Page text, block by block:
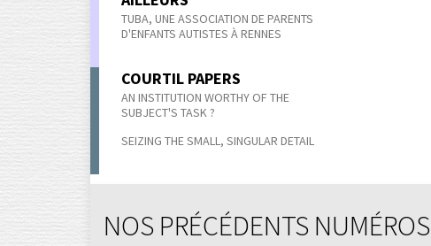
TUBA, UNE ASSOCIATION DE PARENTS
D'ENFANTS AUTISTES À RENNES
COURTIL PAPERS
AN INSTITUTION WORTHY OF THE
SUBJECT'S TASK ?
SEIZING THE SMALL, SINGULAR DETAIL
NOS PRÉCÉDENTS NUMÉROS